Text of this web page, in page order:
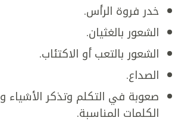
خدر فروة الرأس.
الشعور بالغثيان.
الشعور بالتعب أو الاكتئاب.
الصداع.
صعوبة في التكلم وتذكر الأشياء
الكلمات المناسبة.